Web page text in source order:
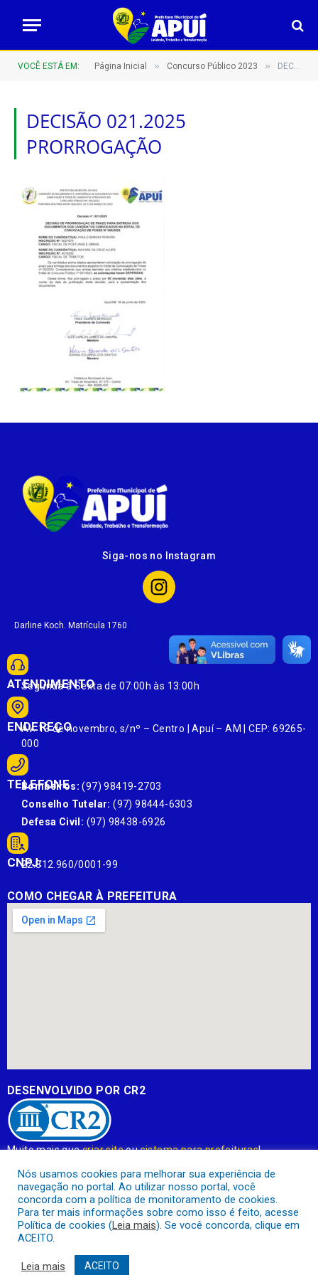
VOCÊ ESTÁ EM: Página Inicial » Concurso Público 2023 » DECISÃO 021.2025 PRORROGAÇÃO
DECISÃO 021.2025
PRORROGAÇÃO
Siga-nos no Instagram
Darline Koch. Matrícula 1760
ATENDIMENTO
Segunda à Sexta de 07:00h às 13:00h
ENDEREÇO
Av. 13 de novembro, s/nº – Centro | Apuí – AM | CEP: 69265-
000
TELEFONE
Bombeiros: (97) 98419-2703
Conselho Tutelar: (97) 98444-6303
Defesa Civil: (97) 98438-6926
CNPJ:
22.812.960/0001-99
COMO CHEGAR À PREFEITURA
DESENVOLVIDO POR CR2
Muito mais quecriar siteousistema para prefeituras!
contrato que todas as exigências das leis de transparência
públicaserão atendidas.
Conheça oPNTPe o Radar da Transparência Pública
Nós usamos cookies para melhorar sua experiência de
navegação no portal. Ao utilizar nosso portal, você
concorda com a política de monitoramento de cookies.
Para ter mais informações sobre como isso é feito, acesse
Política de cookies (Leia mais). Se você concorda, clique em
ACEITO.
Leia mais ACEITO